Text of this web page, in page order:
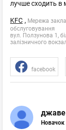
вул.
+38098 549
Пн–Нд
відгуків: 0
Київ,
Теремки
Пн–Нд
лучше сходить в
KFC , Мережа
обслуговування
вул. Ползунова 1,
залізничного
facebook
джаве
Новачок